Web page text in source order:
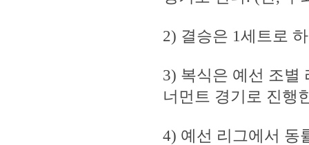
2) 결승은 1세트로
3) 복식은 예선 조별
너먼트 경기로 진행
4) 예선 리그에서 동